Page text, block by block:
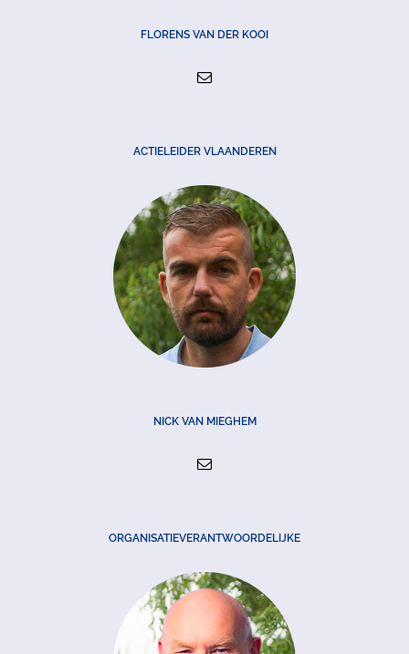
FLORENS VAN DER KOOI
ACTIELEIDER VLAANDEREN
NICK VAN MIEGHEM
ORGANISATIEVERANTWOORDELIJKE